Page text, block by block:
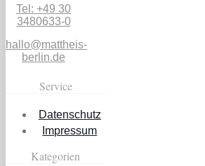
Tel: +49 30
3480633-0
hallo@mattheis-
berlin.de
Service
Datenschutz
Impressum
Kategorien